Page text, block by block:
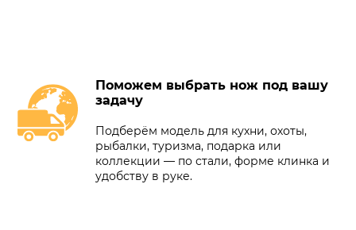
Поможем выбрать нож под вашу
задачу
Подберём модель для кухни, охоты,
рыбалки, туризма, подарка или
коллекции — по стали, форме клинка и
удобству в руке.